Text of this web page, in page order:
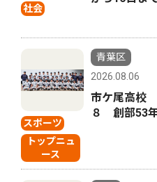
社会
スポーツ
トップニュ
ース
青葉区
2026.08.06
市ケ尾高校
８ 創部53